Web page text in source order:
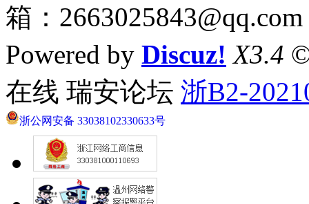
箱：2663025843@qq.com
Powered by Discuz! X3.4
在线 瑞安论坛 浙B2-
浙公网安备 33038102330633号